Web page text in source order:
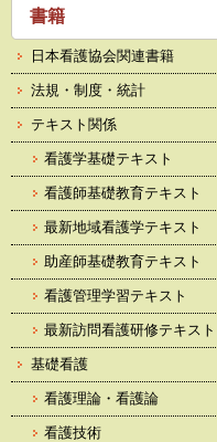
書籍
日本看護協会関連書籍
法規・制度・統計
テキスト関係
看護学基礎テキスト
看護師基礎教育テキスト
最新地域看護学テキスト
助産師基礎教育テキスト
看護管理学習テキスト
最新訪問看護研修テキスト
基礎看護
看護理論・看護論
看護技術